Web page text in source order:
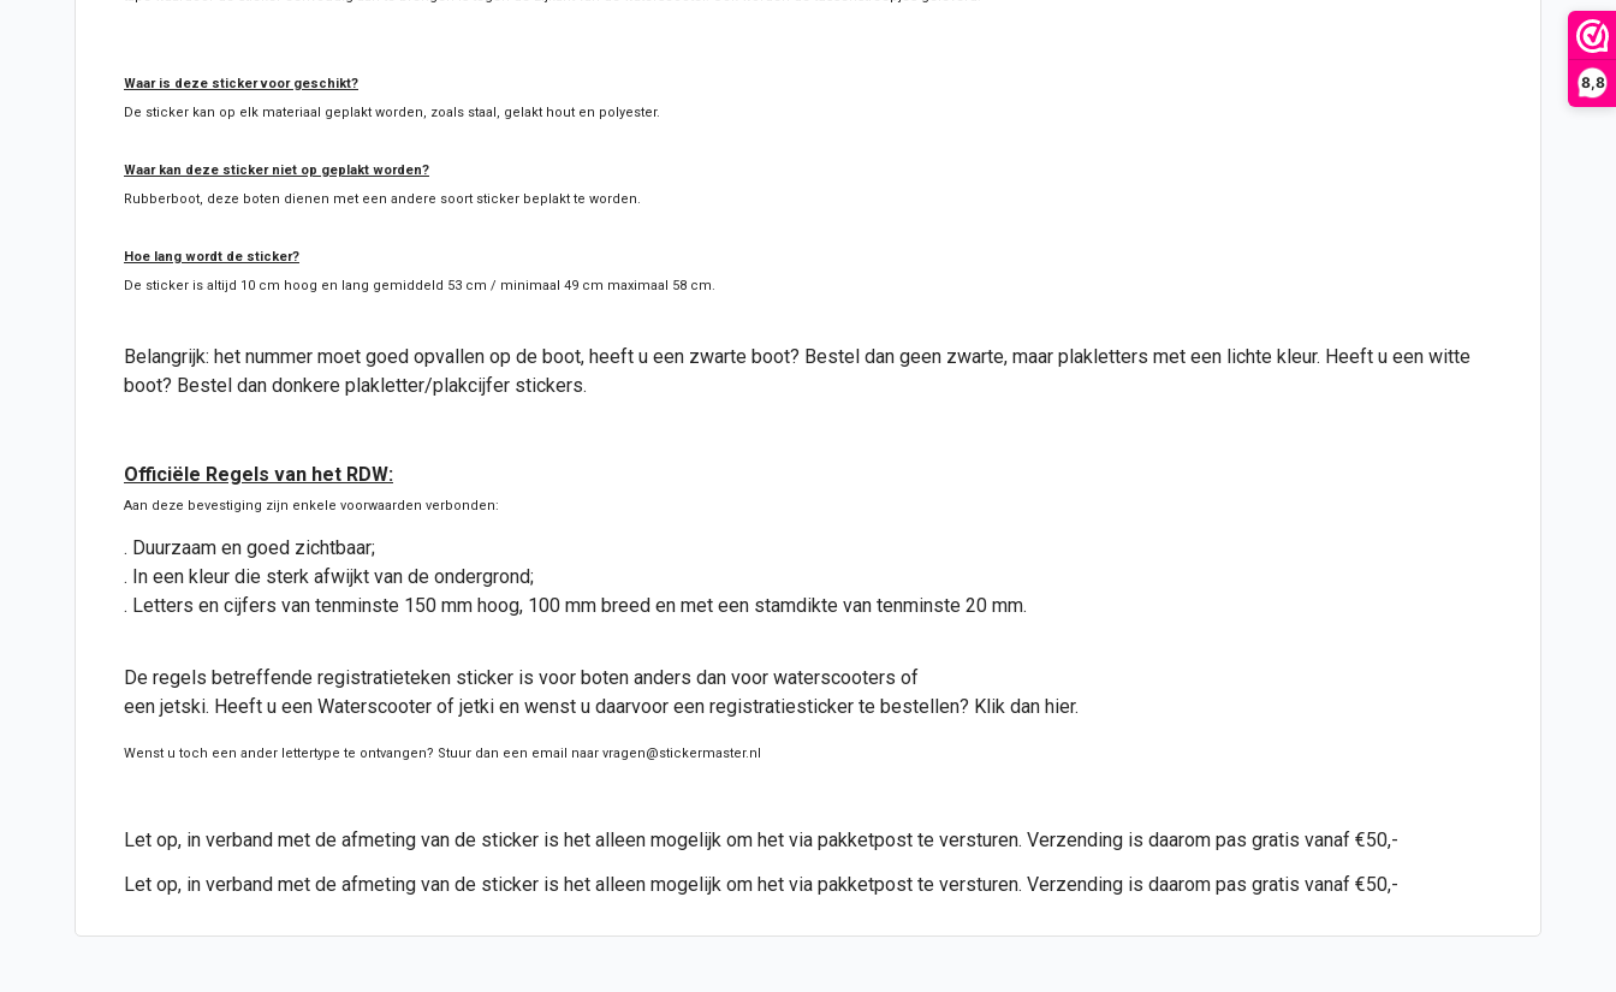
8,8
Waar is deze sticker voor geschikt?
De sticker kan op elk materiaal geplakt worden, zoals staal, gelakt hout en polyester.
Waar kan deze sticker niet op geplakt worden?
Rubberboot, deze boten dienen met een andere soort sticker beplakt te worden.
Hoe lang wordt de sticker?
De sticker is altijd 10 cm hoog en lang gemiddeld 53 cm / minimaal 49 cm maximaal 58 cm.
Belangrijk: het nummer moet goed opvallen op de boot, heeft u een zwarte boot? Bestel dan geen zwarte, maar plakletters met een lichte kleur. Heeft u een witte
boot? Bestel dan donkere plakletter/plakcijfer stickers.
Officiële Regels van het RDW:
Aan deze bevestiging zijn enkele voorwaarden verbonden:
. Duurzaam en goed zichtbaar;
. In een kleur die sterk afwijkt van de ondergrond;
. Letters en cijfers van tenminste 150 mm hoog, 100 mm breed en met een stamdikte van tenminste 20 mm.
De regels betreffende registratieteken sticker is voor boten anders dan voor waterscooters of
een jetski. Heeft u een Waterscooter of jetki en wenst u daarvoor een registratiesticker te bestellen? Klik dan hier.
Wenst u toch een ander lettertype te ontvangen? Stuur dan een email naar vragen@stickermaster.nl
Let op, in verband met de afmeting van de sticker is het alleen mogelijk om het via pakketpost te versturen. Verzending is daarom pas gratis vanaf €50,-
Let op, in verband met de afmeting van de sticker is het alleen mogelijk om het via pakketpost te versturen. Verzending is daarom pas gratis vanaf €50,-